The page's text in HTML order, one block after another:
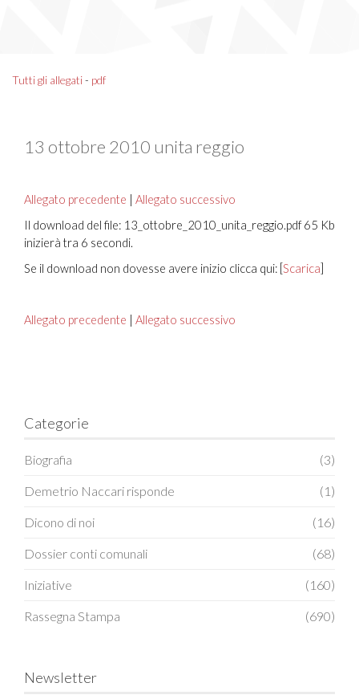
Tutti gli allegati- pdf
13 ottobre 2010 unita reggio
Allegato precedente | Allegato successivo
Il download del file: 13_ottobre_2010_unita_reggio.pdf 65 Kb
inizierà tra 6 secondi.
Se il download non dovesse avere inizio clicca qui: [Scarica]
Allegato precedente | Allegato successivo
Categorie
Biografia (3)
Demetrio Naccari risponde (1)
Dicono di noi (16)
Dossier conti comunali (68)
Iniziative (160)
Rassegna Stampa (690)
Newsletter